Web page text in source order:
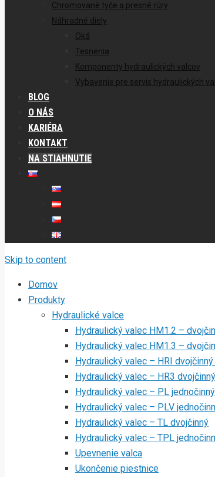
Chromované tyče a presné rúry
Náhradné diely
Oká
Tesnenia
Komponenty hydraulických valcov
Vybavenie pre servis hydraulických
BLOG
O NÁS
KARIÉRA
KONTAKT
NA STIAHNUTIE
Skip to content
Domov
Produkty
Hydraulické valce
Hydraulický valec HM1.2 –
Hydraulický valec HM1.3 –
Hydraulický valec – HRI
Hydraulický valec – HR3
Hydraulický valec – PL
Hydraulický valec – PLV
Hydraulický valec – TL dvojčinný
Hydraulický valec – TPL
Upevnenie valca
Ukončenie piestnice